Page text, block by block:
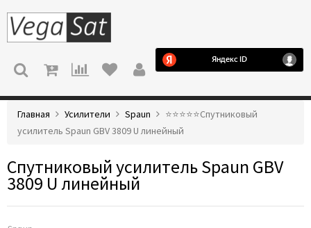
МЕНЮ
Главная Усилители Spaun
⭐️⭐️⭐️⭐️⭐️Спутниковый
усилитель Spaun GBV 3809 U линейный
Спутниковый усилитель Spaun GBV
3809 U линейный